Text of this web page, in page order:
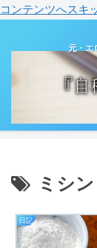
コンテンツへスキ
元・エ
ミシン
日記